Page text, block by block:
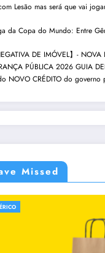
Lesão mas será que vai
da Copa do Mundo: Entre
DE IMÓVEL】- NOVA
PÚBLICA 2026 GUIA
NOVO CRÉDITO do governo
Missed